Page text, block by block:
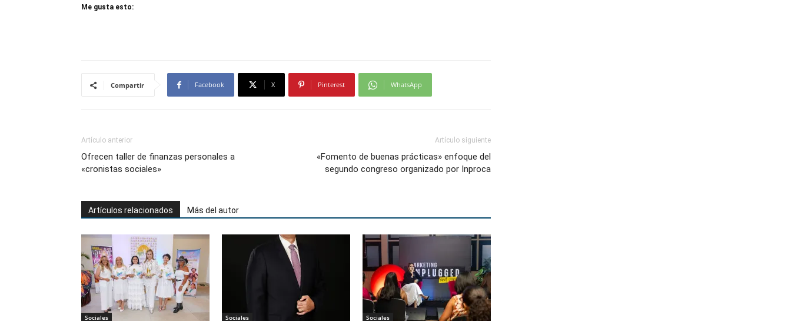
Me gusta esto:
Compartir Facebook X Pinterest WhatsApp
Artículo anterior
Ofrecen taller de finanzas personales a
«cronistas sociales»
Artículo siguiente
«Fomento de buenas prácticas» enfoque del
segundo congreso organizado por Inproca
Artículos relacionados Más del autor
Sociales Sociales Sociales